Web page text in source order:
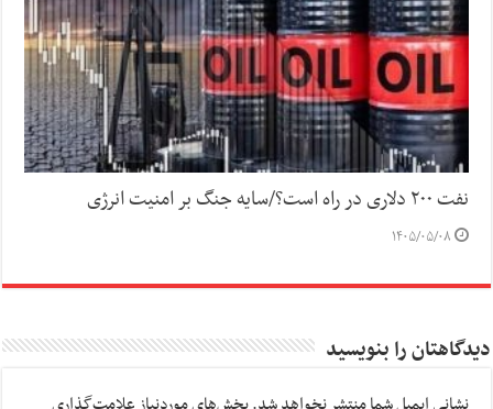
نفت ۲۰۰ دلاری در راه است؟/سایه جنگ بر امنیت انرژی
۱۴۰۵/۰۵/۰۸
دیدگاهتان را بنویسید